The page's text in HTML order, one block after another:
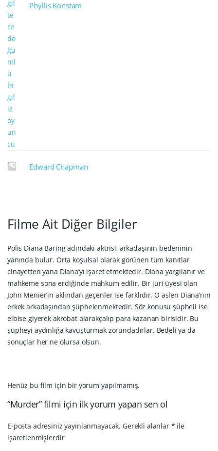
Phyllis Konstam
Edward Chapman
Filme Ait Diğer Bilgiler
Polis Diana Baring adındaki aktrisi, arkadaşının bedeninin
yanında bulur. Orta koşulsal olarak görünen tüm kanıtlar
cinayetten yana Diana’yı işaret etmektedir. Diana yargılanır ve
mahkeme sona erdiğinde mahkum edilir. Bir juri üyesi olan
John Menier’in aklından geçenler ise farklıdır. O aslen Diana’nın
erkek arkadaşından şüphelenmektedir. Söz konusu şüpheli ise
elbise giyerek akrobat olarakçalıp para kazanan birisidir. Bu
şüpheyi aydınlığa kavuşturmak zorundadırlar. Bedeli ya da
sonuçlar her ne olursa olsun.
“Murder” filmi için ilk yorum yapan sen ol
E-posta adresiniz yayınlanmayacak. Gerekli alanlar * ile
işaretlenmişlerdir
Henüz bu film için bir yorum yapılmamış.